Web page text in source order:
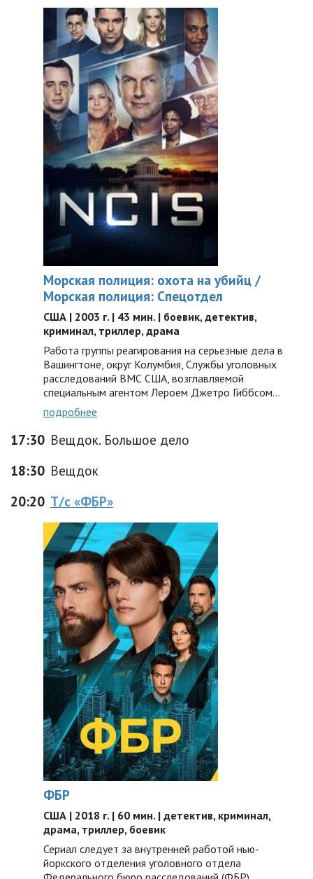
Морская полиция: охота на убийц /
Морская полиция: Спецотдел
США | 2003 г. | 43 мин. | боевик, детектив,
криминал, триллер, драма
Работа группы реагирования на серьезные дела в
Вашингтоне, округ Колумбия, Службы уголовных
расследований ВМС США, возглавляемой
специальным агентом Лероем Джетро Гиббсом…
подробнее
17:30 Вещдок. Большое дело
18:30 Вещдок
20:20 Т/с «ФБР»
ФБР
США | 2018 г. | 60 мин. | детектив, криминал,
драма, триллер, боевик
Сериал следует за внутренней работой нью-
йоркского отделения уголовного отдела